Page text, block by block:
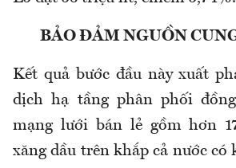
BẢO ĐẢM NGUỒN
Kết quả bước đầu này xuất
dịch hạ tầng phân phối
mạng lưới bán lẻ gồm hơn
xăng dầu trên khắp cả nước